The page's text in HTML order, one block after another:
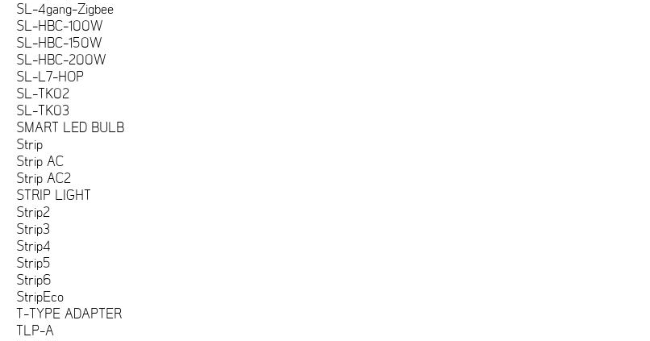
SL-4gang-Zigbee
SL-HBC-100W
SL-HBC-150W
SL-HBC-200W
SL-L7-HOP
SL-TK02
SL-TK03
SMART LED BULB
Strip
Strip AC
Strip AC2
STRIP LIGHT
Strip2
Strip3
Strip4
Strip5
Strip6
StripEco
T-TYPE ADAPTER
TLP-A